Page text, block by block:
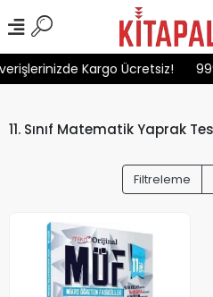
Kargo Ücretsiz!
11. Sınıf Matematik Yaprak
Filtreleme